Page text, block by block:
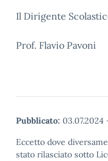
Il Dirigente
Prof. Flavio Pavoni
Pubblicato: 03.07.2024
Eccetto dove
stato rilasciato sotto